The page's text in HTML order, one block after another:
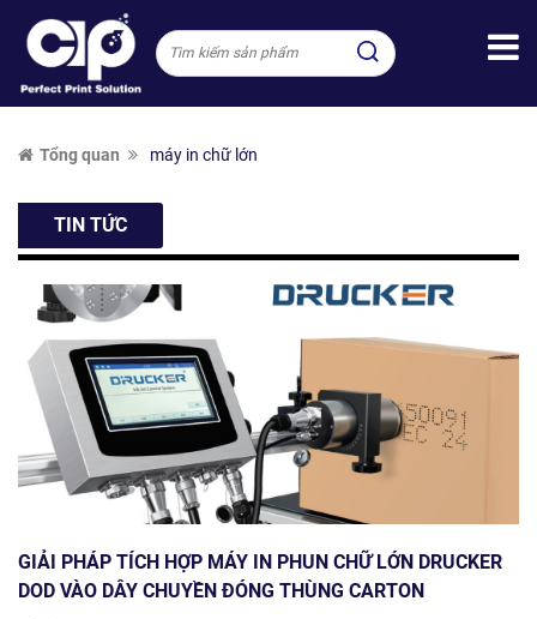
Tổng quan máy in chữ lớn
TIN TỨC
GIẢI PHÁP TÍCH HỢP MÁY IN PHUN CHỮ LỚN DRUCKER
DOD VÀO DÂY CHUYỀN ĐÓNG THÙNG CARTON